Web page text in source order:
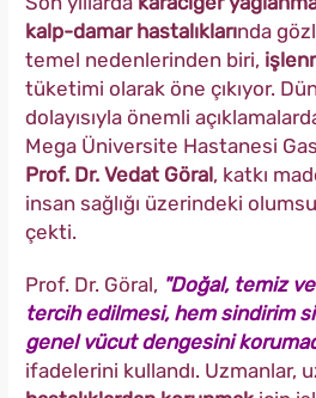
kalp-damar hastalıklarında
temel nedenlerinden biri,
tüketimi olarak öne çıkıyor.
dolayısıyla önemli
Mega Üniversite Hastanesi
Prof. Dr. Vedat Göral, katkı
insan sağlığı üzerindeki
çekti.
Prof. Dr. Göral, "Doğal, temiz
tercih edilmesi, hem sindirim
genel vücut dengesini
ifadelerini kullandı. Uzmanlar,